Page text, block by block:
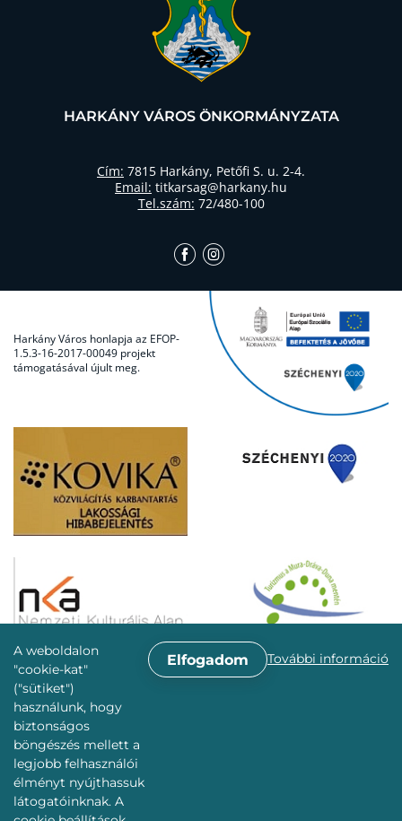
A weboldalon
"cookie-kat"
("sütiket")
használunk, hogy
biztonságos
böngészés mellett a
legjobb felhasználói
élményt nyújthassuk
látogatóinknak. A
Elfogadom További információ
HARKÁNY VÁROS ÖNKORMÁNYZATA
Cím: 7815 Harkány, Petőfi S. u. 2-4.
Email: titkarsag@harkany.hu
Tel.szám: 72/480-100
Harkány Város honlapja az EFOP-
1.5.3-16-2017-00049 projekt
támogatásával újult meg.